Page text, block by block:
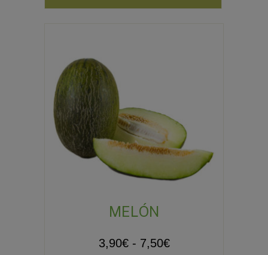
MELÓN
3,90€ - 7,50€Rango